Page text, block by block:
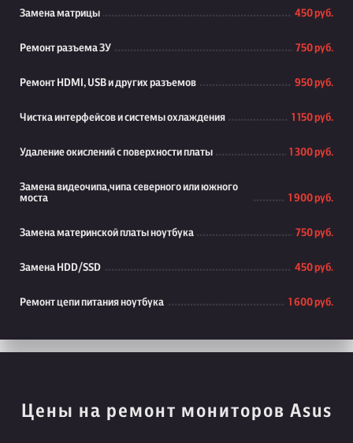
Замена матрицы 450 руб.
Ремонт разъема ЗУ 750 руб.
Ремонт HDMI, USB и других разъемов 950 руб.
Чистка интерфейсов и системы охлаждения 1 150 руб.
Удаление окислений с поверхности платы 1 300 руб.
Замена видеочипа,чипа северного или южного
моста
1 900 руб.
Замена материнской платы ноутбука 750 руб.
Замена HDD/SSD 450 руб.
Ремонт цепи питания ноутбука 1 600 руб.
Цены на ремонт мониторов Asus